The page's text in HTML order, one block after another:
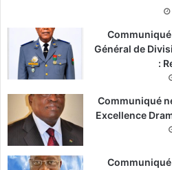
Général de
:
Communiqué
Excellence